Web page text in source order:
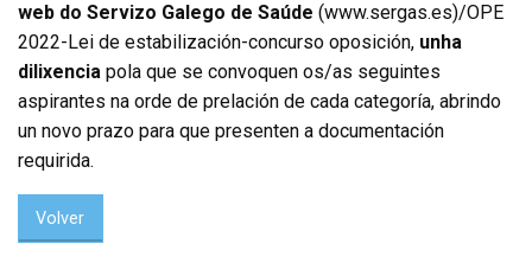
web do Servizo Galego de Saúde (www.sergas.es)/OPE
2022-Lei de estabilización-concurso oposición, unha
dilixencia pola que se convoquen os/as seguintes
aspirantes na orde de prelación de cada categoría, abrindo
un novo prazo para que presenten a documentación
requirida.
Volver